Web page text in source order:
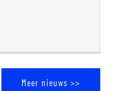
Meer nieuws >>